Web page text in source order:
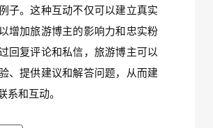
子。这种互动不仅可以建立真实
增加旅游博主的影响力和忠实粉
回复评论和私信，旅游博主可以
、提供建议和解答问题，从而建
系和互动。